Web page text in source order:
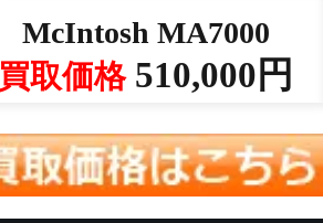
McIntosh MA7000
買取価格510,000円